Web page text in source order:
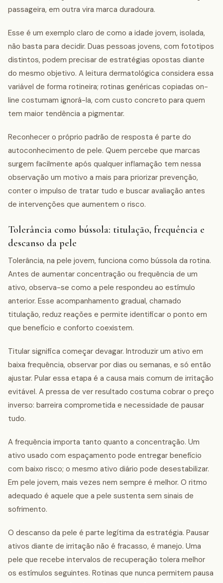
passageira, em outra vira marca duradoura.
Esse é um exemplo claro de como a idade jovem, isolada,
não basta para decidir. Duas pessoas jovens, com fototipos
distintos, podem precisar de estratégias opostas diante
do mesmo objetivo. A leitura dermatológica considera essa
variável de forma rotineira; rotinas genéricas copiadas on-
line costumam ignorá-la, com custo concreto para quem
tem maior tendência a pigmentar.
Reconhecer o próprio padrão de resposta é parte do
autoconhecimento de pele. Quem percebe que marcas
surgem facilmente após qualquer inflamação tem nessa
observação um motivo a mais para priorizar prevenção,
conter o impulso de tratar tudo e buscar avaliação antes
de intervenções que aumentem o risco.
Tolerância como bússola: titulação, frequência e
descanso da pele
Tolerância, na pele jovem, funciona como bússola da rotina.
Antes de aumentar concentração ou frequência de um
ativo, observa-se como a pele respondeu ao estímulo
anterior. Esse acompanhamento gradual, chamado
titulação, reduz reações e permite identificar o ponto em
que benefício e conforto coexistem.
Titular significa começar devagar. Introduzir um ativo em
baixa frequência, observar por dias ou semanas, e só então
ajustar. Pular essa etapa é a causa mais comum de irritação
evitável. A pressa de ver resultado costuma cobrar o preço
inverso: barreira comprometida e necessidade de pausar
tudo.
A frequência importa tanto quanto a concentração. Um
ativo usado com espaçamento pode entregar benefício
com baixo risco; o mesmo ativo diário pode desestabilizar.
Em pele jovem, mais vezes nem sempre é melhor. O ritmo
adequado é aquele que a pele sustenta sem sinais de
sofrimento.
O descanso da pele é parte legítima da estratégia. Pausar
ativos diante de irritação não é fracasso, é manejo. Uma
pele que recebe intervalos de recuperação tolera melhor
os estímulos seguintes. Rotinas que nunca permitem pausa